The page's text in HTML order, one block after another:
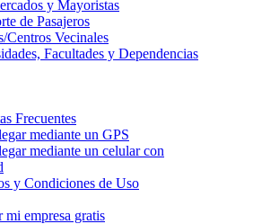
y Mayoristas
de Pasajeros
Centros Vecinales
Facultades y Dependencias
Frecuentes
mediante un GPS
mediante un celular con
y Condiciones de Uso
mi empresa gratis